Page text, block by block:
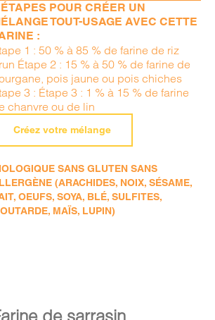
POUR CRÉER UN
TOUT-USAGE AVEC CETTE
:
1 : 50 % à 85 % de farine de riz
Étape 2 : 15 % à 50 % de farine de
pois jaune ou pois chiches
3 : Étape 3 : 1 % à 15 % de farine
chanvre ou de lin
Créez votre mélange
SANS GLUTEN SANS
(ARACHIDES, NOIX, SÉSAME,
OEUFS, SOYA, BLÉ, SULFITES,
MAÏS, LUPIN)